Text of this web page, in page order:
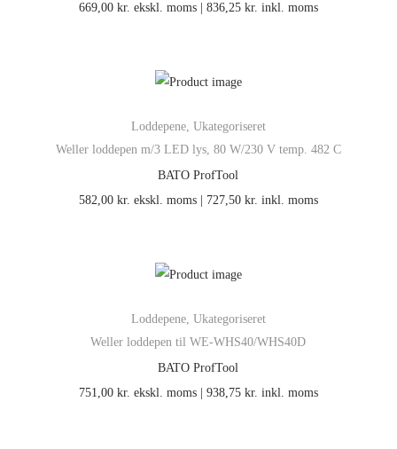
669,00 kr. ekskl. moms | 836,25 kr. inkl. moms
Loddepene, Ukategoriseret
Weller loddepen m/3 LED lys, 80 W/230 V temp. 482 C
BATO ProfTool
582,00 kr. ekskl. moms | 727,50 kr. inkl. moms
Loddepene, Ukategoriseret
Weller loddepen til WE-WHS40/WHS40D
BATO ProfTool
751,00 kr. ekskl. moms | 938,75 kr. inkl. moms